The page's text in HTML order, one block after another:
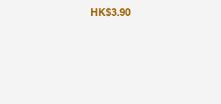
HK$3.90